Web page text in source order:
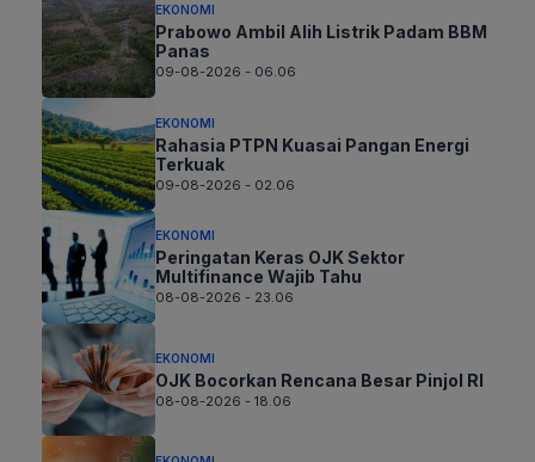
EKONOMI
Prabowo Ambil Alih Listrik Padam BBM
Panas
09-08-2026 - 06.06
EKONOMI
Rahasia PTPN Kuasai Pangan Energi
Terkuak
09-08-2026 - 02.06
EKONOMI
Peringatan Keras OJK Sektor
Multifinance Wajib Tahu
08-08-2026 - 23.06
EKONOMI
OJK Bocorkan Rencana Besar Pinjol RI
08-08-2026 - 18.06